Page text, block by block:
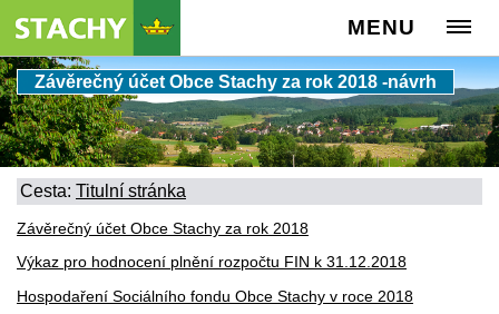
MENU
Závěrečný účet Obce Stachy za rok 2018 -návrh
Cesta: Titulní stránka
Závěrečný účet Obce Stachy za rok 2018
Výkaz pro hodnocení plnění rozpočtu FIN k 31.12.2018
Hospodaření Sociálního fondu Obce Stachy v roce 2018